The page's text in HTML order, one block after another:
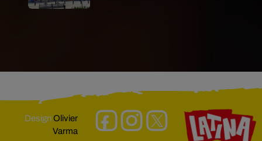
DesignOlivier
Varma